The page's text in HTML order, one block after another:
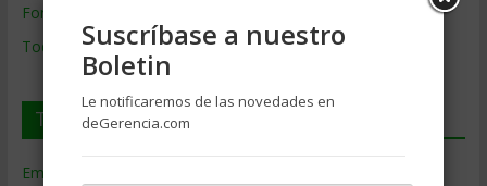
Formación de Gerencia
Todos los Temas
Temas de Gerencia
Empresas de Gerencia
Suscríbase a nuestro
Boletin
Le notificaremos de las novedades en
deGerencia.com